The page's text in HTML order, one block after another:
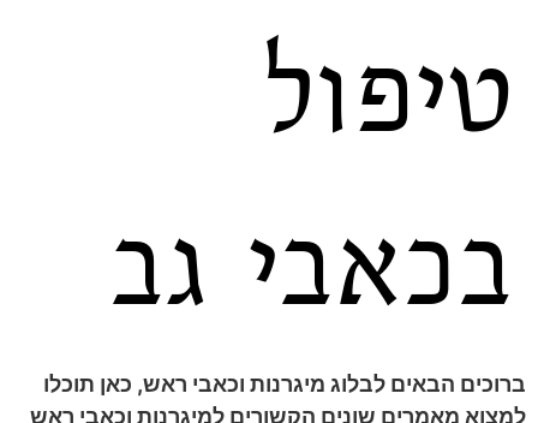
טיפול
בכאבי גב
ברוכים הבאים לבלוג מיגרנות וכאבי ראש, כאן תוכלו
למצוא מאמרים שונים הקשורים למיגרנות וכאבי ראש